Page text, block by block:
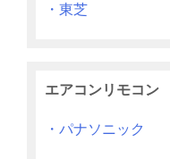
・東芝
エアコンリモコン
・パナソニック